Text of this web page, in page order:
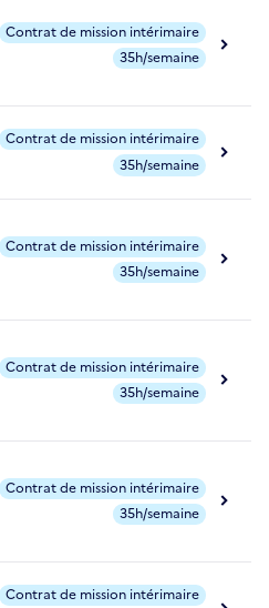
Contrat de mission intérimaire
35h/semaine
Contrat de mission intérimaire
35h/semaine
Contrat de mission intérimaire
35h/semaine
Contrat de mission intérimaire
35h/semaine
Contrat de mission intérimaire
35h/semaine
Contrat de mission intérimaire